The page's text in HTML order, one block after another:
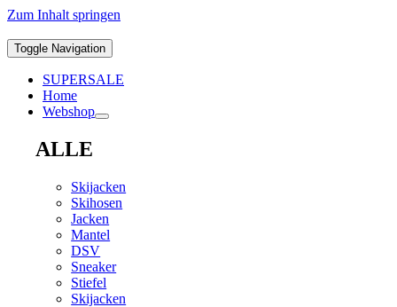
Zum Inhalt springen
Toggle Navigation
SUPERSALE
Home
Webshop
ALLE
Skijacken
Skihosen
Jacken
Mantel
DSV
Sneaker
Stiefel
Skijacken